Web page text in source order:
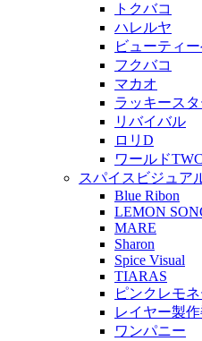
トクバコ
ハレルヤ
ビューティ
フクバコ
マカオ
ラッキース
リバイバル
ロリD
ワールド
スパイスビジュア
Blue Ribon
LEMON
MARE
Sharon
Spice Visual
TIARAS
ピンクレモ
レイヤー製
ワンパニー